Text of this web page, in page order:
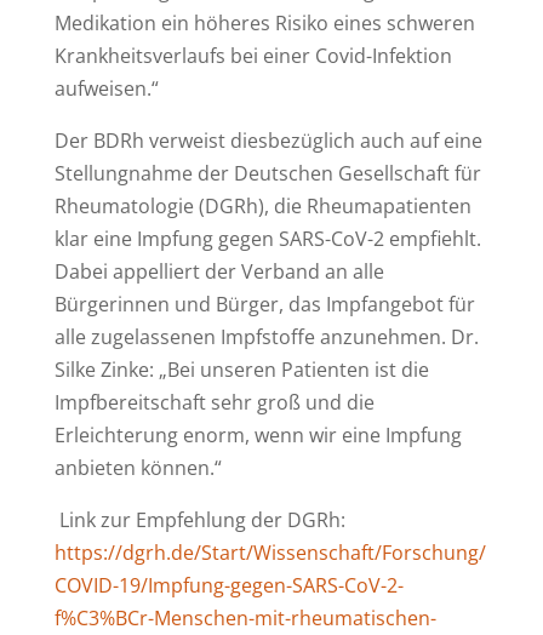
Medikation ein höheres Risiko eines schweren
Krankheitsverlaufs bei einer Covid-Infektion
aufweisen.“
Der BDRh verweist diesbezüglich auch auf eine
Stellungnahme der Deutschen Gesellschaft für
Rheumatologie (DGRh), die Rheumapatienten
klar eine Impfung gegen SARS-CoV-2 empfiehlt.
Dabei appelliert der Verband an alle
Bürgerinnen und Bürger, das Impfangebot für
alle zugelassenen Impfstoffe anzunehmen. Dr.
Silke Zinke: „Bei unseren Patienten ist die
Impfbereitschaft sehr groß und die
Erleichterung enorm, wenn wir eine Impfung
anbieten können.“
Link zur Empfehlung der DGRh:
https://dgrh.de/Start/Wissenschaft/Forschung/
COVID-19/Impfung-gegen-SARS-CoV-2-
f%C3%BCr-Menschen-mit-rheumatischen-